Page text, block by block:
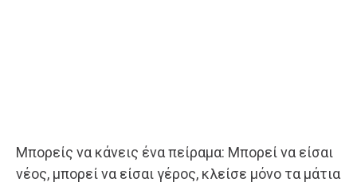
Μπορείς να κάνεις ένα πείραμα: Μπορεί να είσαι
νέος, μπορεί να είσαι γέρος, κλείσε μόνο τα μάτια